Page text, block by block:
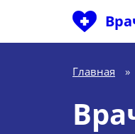
Главная »